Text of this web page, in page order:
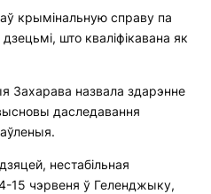
крымінальную справу па
што кваліфікавана як
Захарава назвала здарэнне
даследавання
нестабільная
15 чэрвеня ў Геленджыку,